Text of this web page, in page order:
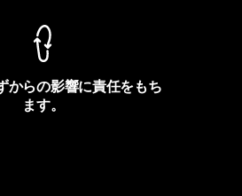
からの影響に責任をもち
ます。